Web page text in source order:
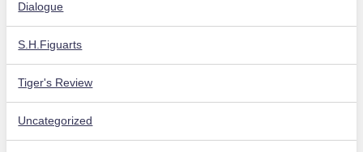
Dialogue
S.H.Figuarts
Tiger's Review
Uncategorized